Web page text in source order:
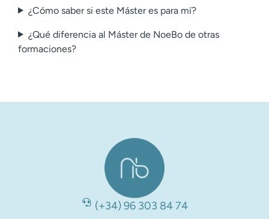
¿Cómo saber si este Máster es para mí?
¿Qué diferencia al Máster de NoeBo de otras
formaciones?
(+34) 96 303 84 74